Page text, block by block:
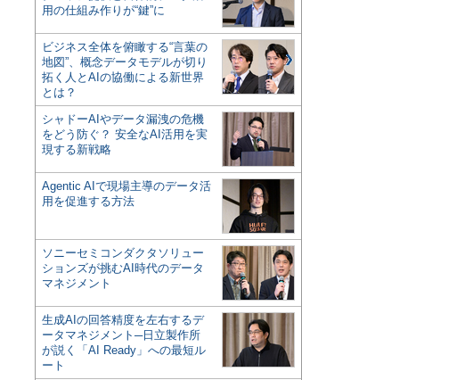
用の仕組み作りが“鍵”に
ビジネス全体を俯瞰する“言葉の
地図”、概念データモデルが切り
拓く人とAIの協働による新世界
とは？
シャドーAIやデータ漏洩の危機
をどう防ぐ？ 安全なAI活用を実
現する新戦略
Agentic AIで現場主導のデータ活
用を促進する方法
ソニーセミコンダクタソリュー
ションズが挑むAI時代のデータ
マネジメント
生成AIの回答精度を左右するデ
ータマネジメント─日立製作所
が説く「AI Ready」への最短ル
ート